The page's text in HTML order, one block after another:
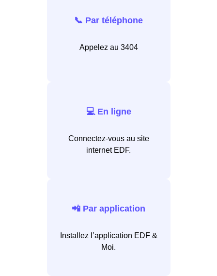
📞 Par téléphone
Appelez au 3404
💻 En ligne
Connectez-vous au site
internet EDF.
📲 Par application
Installez l’application EDF &
Moi.